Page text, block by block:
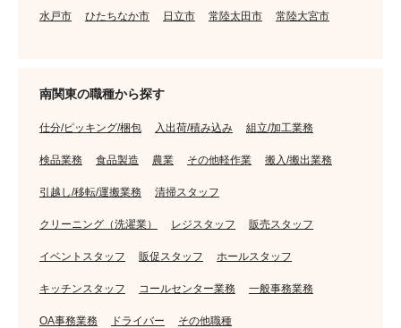
水戸市 ひたちなか市 日立市 常陸太田市 常陸大宮市
南関東の職種から探す
仕分/ピッキング/梱包 入出荷/積み込み 組立/加工業務
検品業務 食品製造 農業 その他軽作業 搬入/搬出業務
引越し/移転/運搬業務 清掃スタッフ
クリーニング（洗濯業） レジスタッフ 販売スタッフ
イベントスタッフ 販促スタッフ ホールスタッフ
キッチンスタッフ コールセンター業務 一般事務業務
OA事務業務 ドライバー その他職種